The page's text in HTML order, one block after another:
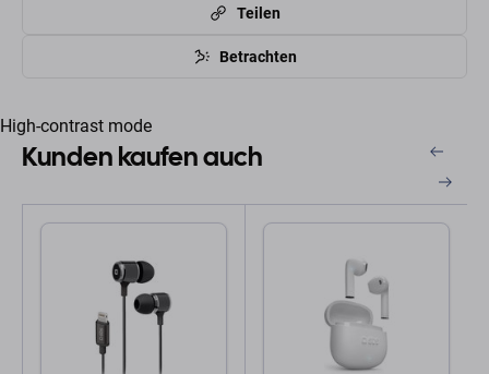
Teilen
Betrachten
High-contrast mode
Kunden kaufen auch